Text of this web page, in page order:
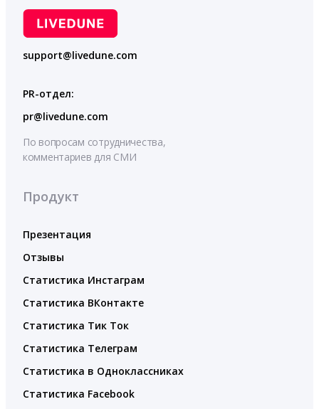
support@livedune.com
PR-отдел:
pr@livedune.com
По вопросам сотрудничества,
комментариев для СМИ
Продукт
Презентация
Отзывы
Статистика Инстаграм
Статистика ВКонтакте
Статистика Тик Ток
Статистика Телеграм
Статистика в Одноклассниках
Статистика Facebook